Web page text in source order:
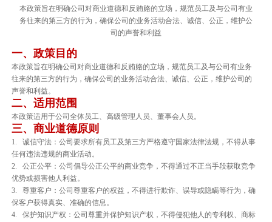
本政策旨在明确公司对商业道德和反贿赂的立场，规范员工及与公司有业
务往来的第三方的行为，确保公司的业务活动合法、诚信、公正，维护公
司的声誉和利益
一、政策目的
本政策旨在明确公司对商业道德和反贿赂的立场，规范员工及与公司有业务
往来的第三方的行为，确保公司的业务活动合法、诚信、公正，维护公司的
声誉和利益。
二、适用范围
本政策适用于公司全体员工、高级管理人员、董事会人员。
三、商业道德原则
1. 诚信守法：公司要求所有员工及第三方严格遵守国家法律法规，不得从事
任何违法违规的商业活动。
2. 公正公平：公司倡导公正公平的商业竞争，不得通过不正当手段获取竞争
优势或损害他人利益。
3. 尊重客户：公司尊重客户的权益，不得进行欺诈、误导或隐瞒等行为，确
保客户获得真实、准确的信息。
4. 保护知识产权：公司尊重并保护知识产权，不得侵犯他人的专利权、商标